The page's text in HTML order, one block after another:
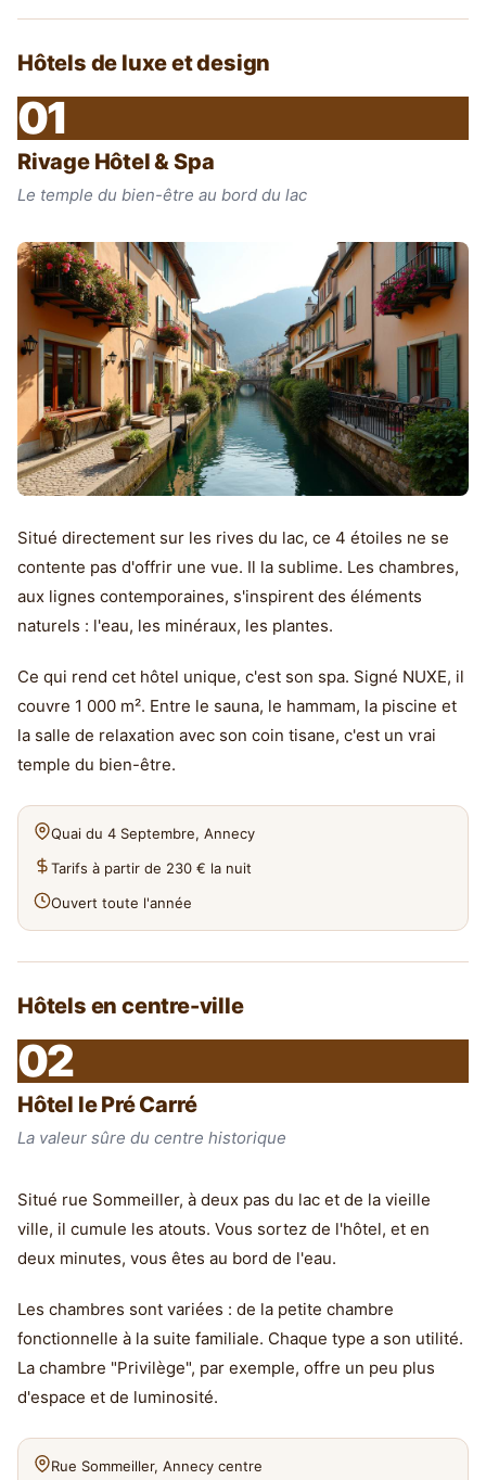
Hôtels de luxe et design
01
Rivage Hôtel & Spa
Le temple du bien-être au bord du lac
Situé directement sur les rives du lac, ce 4 étoiles ne se
contente pas d'offrir une vue. Il la sublime. Les chambres,
aux lignes contemporaines, s'inspirent des éléments
naturels : l'eau, les minéraux, les plantes.
Ce qui rend cet hôtel unique, c'est son spa. Signé NUXE, il
couvre 1 000 m². Entre le sauna, le hammam, la piscine et
la salle de relaxation avec son coin tisane, c'est un vrai
temple du bien-être.
Quai du 4 Septembre, Annecy
Tarifs à partir de 230 € la nuit
Ouvert toute l'année
Hôtels en centre-ville
02
Hôtel le Pré Carré
La valeur sûre du centre historique
Situé rue Sommeiller, à deux pas du lac et de la vieille
ville, il cumule les atouts. Vous sortez de l'hôtel, et en
deux minutes, vous êtes au bord de l'eau.
Les chambres sont variées : de la petite chambre
fonctionnelle à la suite familiale. Chaque type a son utilité.
La chambre "Privilège", par exemple, offre un peu plus
d'espace et de luminosité.
Rue Sommeiller, Annecy centre